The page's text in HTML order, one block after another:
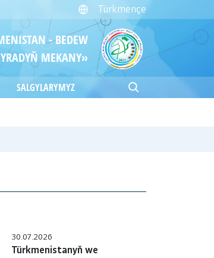
Türkmençe
- BEDEW
MEKANY»
SALGYLARYMYZ
30.07.2026
Türkmenistanyň we